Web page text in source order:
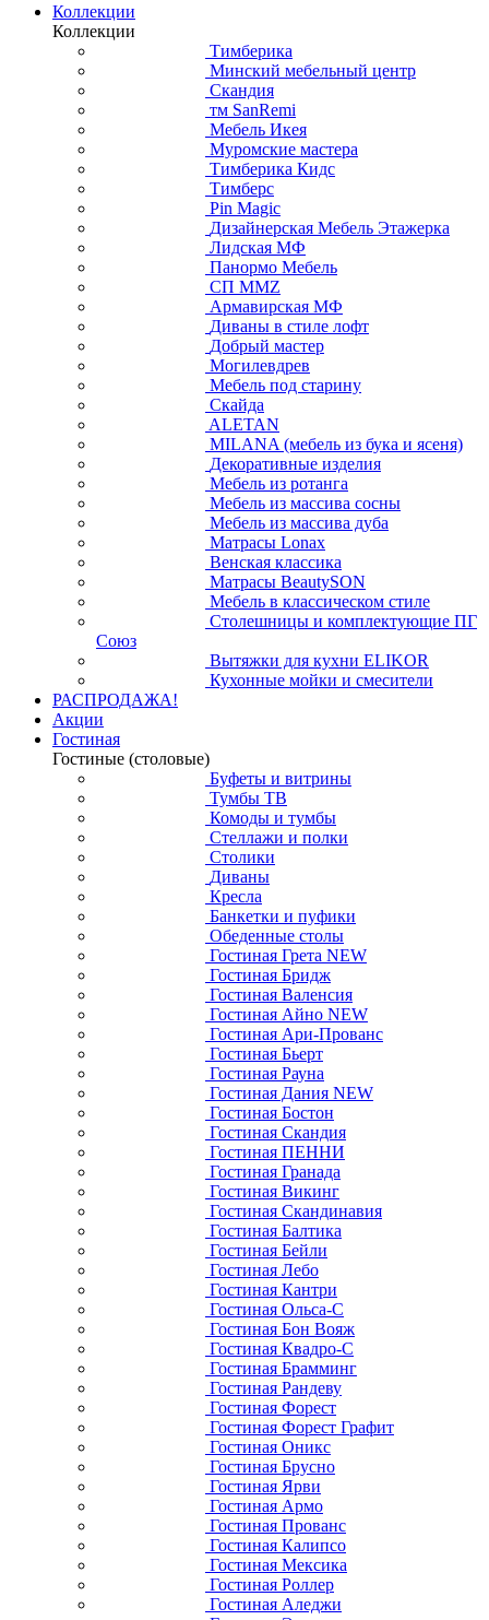
Коллекции
Коллекции
Тимберика
Минский мебельный центр
Скандия
тм SanRemi
Мебель Икея
Муромские мастера
Тимберика Кидс
Тимберс
Pin Magic
Дизайнерская Мебель Этажерка
Лидская МФ
Панормо Мебель
СП ММZ
Армавирская МФ
Диваны в стиле лофт
Добрый мастер
Могилевдрев
Мебель под старину
Скайда
ALETAN
MILANA (мебель из бука и ясеня)
Декоративные изделия
Мебель из ротанга
Мебель из массива сосны
Мебель из массива дуба
Матрасы Lonax
Венская классика
Матрасы BeautySON
Мебель в классическом стиле
Столешницы и комплектующие ПГ
Союз
Вытяжки для кухни ELIKOR
Кухонные мойки и смесители
РАСПРОДАЖА!
Акции
Гостиная
Гостиные (столовые)
Буфеты и витрины
Тумбы ТВ
Комоды и тумбы
Стеллажи и полки
Столики
Диваны
Кресла
Банкетки и пуфики
Обеденные столы
Гостиная Грета NEW
Гостиная Бридж
Гостиная Валенсия
Гостиная Айно NEW
Гостиная Ари-Прованс
Гостиная Бьерт
Гостиная Рауна
Гостиная Дания NEW
Гостиная Бостон
Гостиная Скандия
Гостиная ПЕННИ
Гостиная Гранада
Гостиная Викинг
Гостиная Скандинавия
Гостиная Балтика
Гостиная Бейли
Гостиная Лебо
Гостиная Кантри
Гостиная Ольса-С
Гостиная Бон Вояж
Гостиная Квадро-С
Гостиная Брамминг
Гостиная Рандеву
Гостиная Форест
Гостиная Форест Графит
Гостиная Оникс
Гостиная Брусно
Гостиная Ярви
Гостиная Армо
Гостиная Прованс
Гостиная Калипсо
Гостиная Мексика
Гостиная Роллер
Гостиная Аледжи